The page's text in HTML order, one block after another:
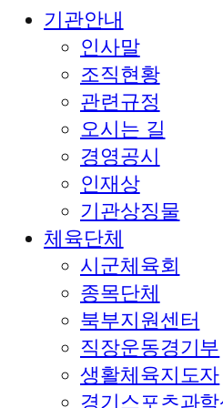
기관안내
인사말
조직현황
관련규정
오시는 길
경영공시
인재상
기관상징물
체육단체
시군체육회
종목단체
북부지원센터
직장운동경기부
생활체육지도자
경기스포츠과학